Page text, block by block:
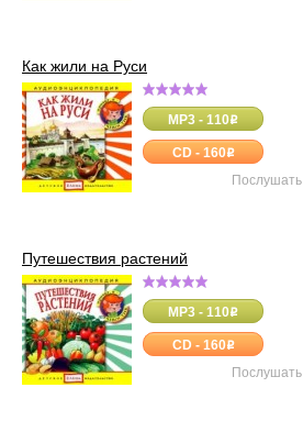
Как жили на Руси
MP3 - 110o
CD - 160o
Послушать
Путешествия растений
MP3 - 110o
CD - 160o
Послушать